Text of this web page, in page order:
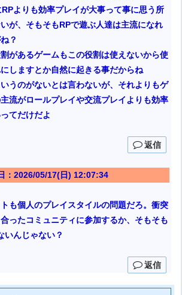
RPよりも効率プレイが大事って事に思う所
が、そもそもRPで遊ぶ人達は主流になれ
？
があるゲームもこの役割は使えないから使
しますとか自然に起きる事だからね
うのがないとは言わないが、それよりもゲ
流がロールプレイや交流プレイよりも効率
てだけだよ
返信
：2026/05/17(日) 12:07:34
も個人のプレイスタイルの問題だろ。衝突
ったコミュニティに参加するか、そもそも
いんじゃない？
返信